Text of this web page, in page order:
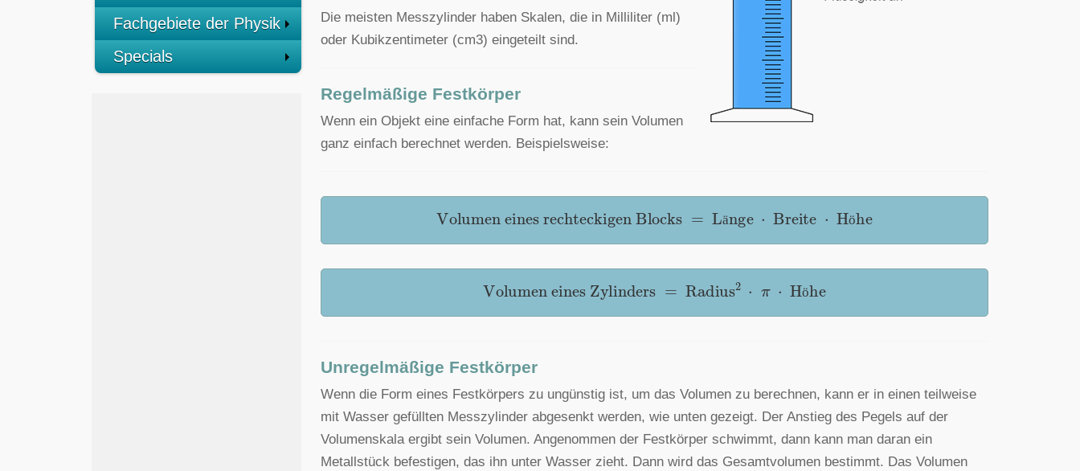
Fachgebiete der Physik
Specials
Die meisten Messzylinder haben Skalen, die in Milliliter (ml)
oder Kubikzentimeter (cm3) eingeteilt sind.
Regelmäßige Festkörper
Wenn ein Objekt eine einfache Form hat, kann sein Volumen
ganz einfach berechnet werden. Beispielsweise:
ä ö
Volumen eines rechteckigen Blocks Lä Breite öhe
ö
Volumen eines Zylinders Radius ⋅ öhe
Unregelmäßige Festkörper
Wenn die Form eines Festkörpers zu ungünstig ist, um das Volumen zu berechnen, kann er in einen teilweise
mit Wasser gefüllten Messzylinder abgesenkt werden, wie unten gezeigt. Der Anstieg des Pegels auf der
Volumenskala ergibt sein Volumen. Angenommen der Festkörper schwimmt, dann kann man daran ein
Metallstück befestigen, das ihn unter Wasser zieht. Dann wird das Gesamtvolumen bestimmt. Das Volumen